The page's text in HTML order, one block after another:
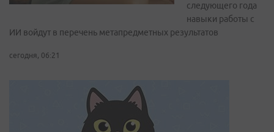
следующего года
навыки работы с
ИИ войдут в перечень метапредметных результатов
сегодня, 06:21